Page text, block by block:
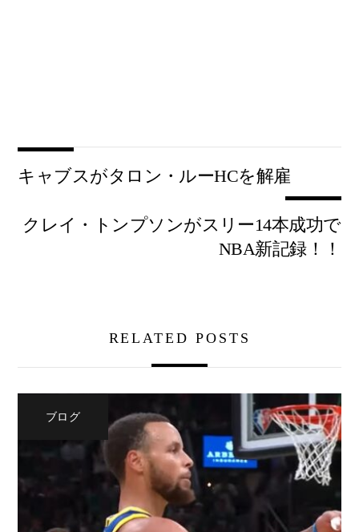
キャブスがタロン・ルーHCを解雇
クレイ・トンプソンがスリー14本成功で
NBA新記録！！
RELATED POSTS
ブログ